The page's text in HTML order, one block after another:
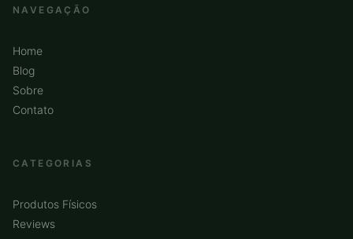
NAVEGAÇÃO
Home
Blog
Sobre
Contato
CATEGORIAS
Produtos Físicos
Reviews